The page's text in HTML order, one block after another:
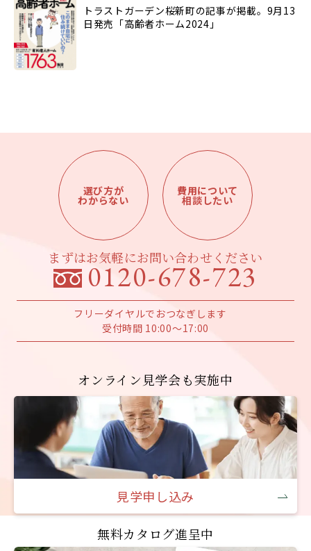
トラストガーデン桜新町の記事が掲載。9月13
日発売「高齢者ホーム2024」
選び方が
わからない
まずはお気軽にお問い合わせください
0120-678-723
フリーダイヤルでおつなぎします
受付時間 10:00～17:00
費用について
相談したい
オンライン見学会も実施中
見学申し込み
無料カタログ進呈中